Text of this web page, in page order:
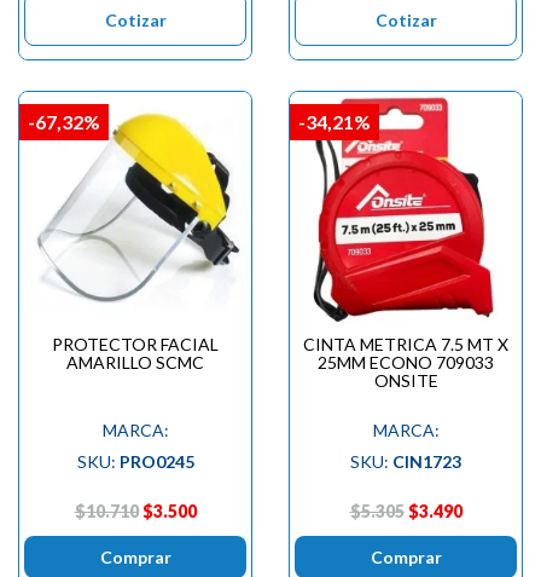
Cotizar Cotizar
PROTECTOR FACIAL
AMARILLO SCMC
MARCA:
SKU: PRO0245
$10.710 $3.500
Comprar
-67,32%
CINTA METRICA 7.5 MT X
25MM ECONO 709033
ONSITE
MARCA:
SKU: CIN1723
$5.305 $3.490
Comprar
-34,21%